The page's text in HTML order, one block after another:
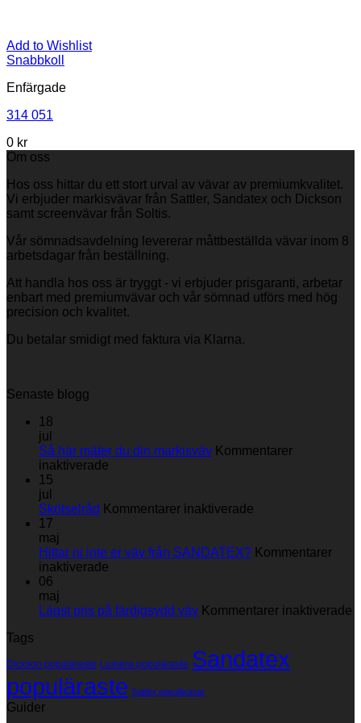
Add to Wishlist
Snabbkoll
Enfärgade
314 051
0 kr
Om oss
Hos oss hittar du ett stort urval av vävar av premiumkvalitet.
Vi erbjuder markisvävar från Sattler, Sandatex och Dickson
samt screenvävar från Soltis.
Vår sömnadsavdelning levererar måttbeställda vävar inom 8
arbetsdagar från beställning.
Att handla hos oss är tryggt - vi erbjuder prisgaranti, arbetar
enbart med premiumvävar och vår sömnad utförs med hög
precision och kvalitet.
Du betalar smidigt med faktura via Klarna.
Senaste blogg
18
jul
Så här mäter du din markisväv Kommentarer
inaktiverade
mäter
markisväv
15
jul
Skötselråd Kommentarer inaktiverade
17
maj
Hittar ni inte er väv från SANDATEX? Kommentarer
inaktiverade
inte
SANDATEX?
06
maj
Lägst pris på färdigsydd väv Kommentarer inaktiverade
Tags
Dickson populäraste Lumera populäraste Sandatex
populäraste Sattler populäraste
Guider